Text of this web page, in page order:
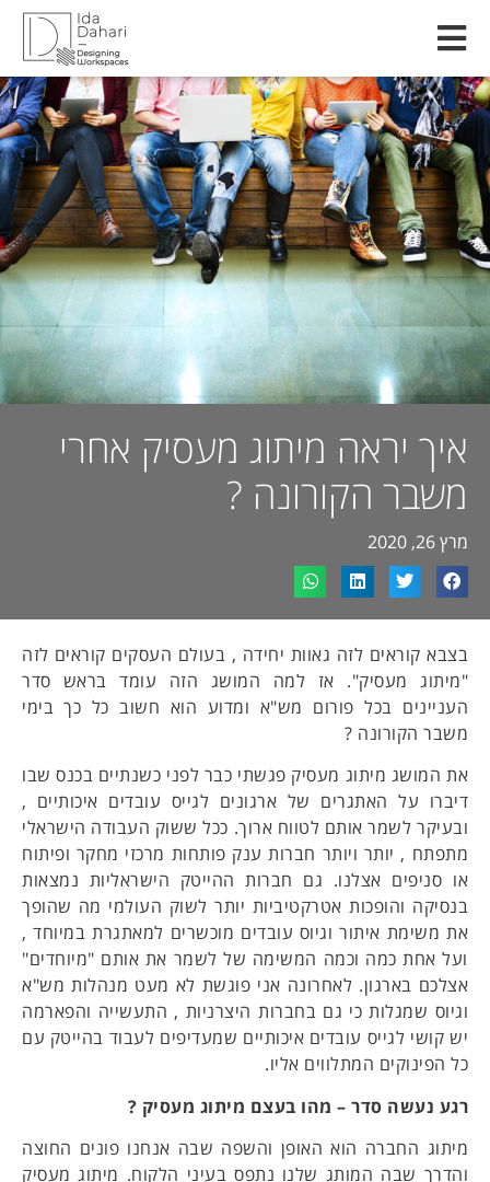
איך יראה מיתוג מעסיק אחרי
משבר הקורונה ?
מרץ 26, 2020
בצבא קוראים לזה גאוות יחידה , בעולם העסקים קוראים לזה
"מיתוג מעסיק". אז למה המושג הזה עומד בראש סדר
העניינים בכל פורום מש"א ומדוע הוא חשוב כל כך בימי
משבר הקורונה ?
את המושג מיתוג מעסיק פגשתי כבר לפני כשנתיים בכנס שבו
דיברו על האתגרים של ארגונים לגייס עובדים איכותיים ,
ובעיקר לשמר אותם לטווח ארוך. ככל ששוק העבודה הישראלי
מתפתח , יותר ויותר חברות ענק פותחות מרכזי מחקר ופיתוח
או סניפים אצלנו. גם חברות ההייטק הישראליות נמצאות
בנסיקה והופכות אטרקטיביות יותר לשוק העולמי מה שהופך
את משימת איתור וגיוס עובדים מוכשרים למאתגרת במיוחד ,
ועל אחת כמה וכמה המשימה של לשמר את אותם "מיוחדים"
אצלכם בארגון. לאחרונה אני פוגשת לא מעט מנהלות מש"א
וגיוס שמגלות כי גם בחברות היצרניות , התעשייה והפארמה
יש קושי לגייס עובדים איכותיים שמעדיפים לעבוד בהייטק עם
כל הפינוקים המתלווים אליו.
רגע נעשה סדר – מהו בעצם מיתוג מעסיק ?
מיתוג החברה הוא האופן והשפה שבה אנחנו פונים החוצה
והדרך שבה המותג שלנו נתפס בעיני הלקוח. מיתוג מעסיק